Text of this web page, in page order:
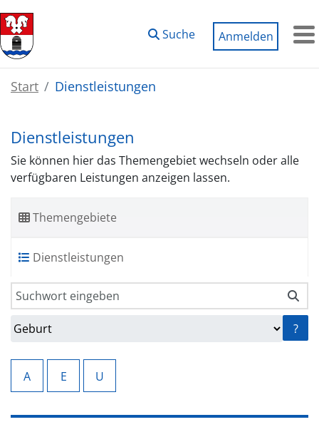
Zum Hauptinhalt springen
Suche
Anmelden
Start Dienstleistungen
Dienstleistungen
Sie können hier das Themengebiet wechseln oder alle
verfügbaren Leistungen anzeigen lassen.
Themengebiete
Dienstleistungen
?
A E U